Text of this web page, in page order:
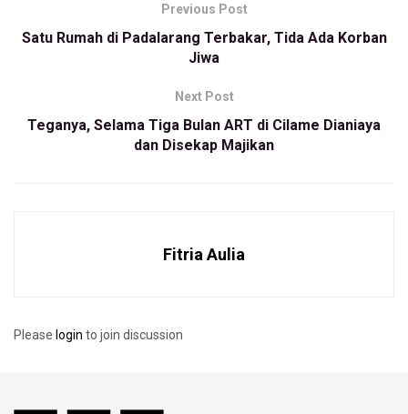
menyebutkan perubahan nama Lapangan POR UNI ke UNI
merubah sejarahnya justru kita ingin menambah kwalitas
lapangan,” ujar Valentino menyaksikan acara Fourfeo yang
Menurutnya, lapang POR UNI menghasilkan banyak pemain
Previous Post
Satu Rumah di Padalarang Terbakar, Tida Ada Korban
Jiwa
Next Post
Teganya, Selama Tiga Bulan ART di Cilame Dianiaya
dan Disekap Majikan
Fitria Aulia
Please login to join discussion